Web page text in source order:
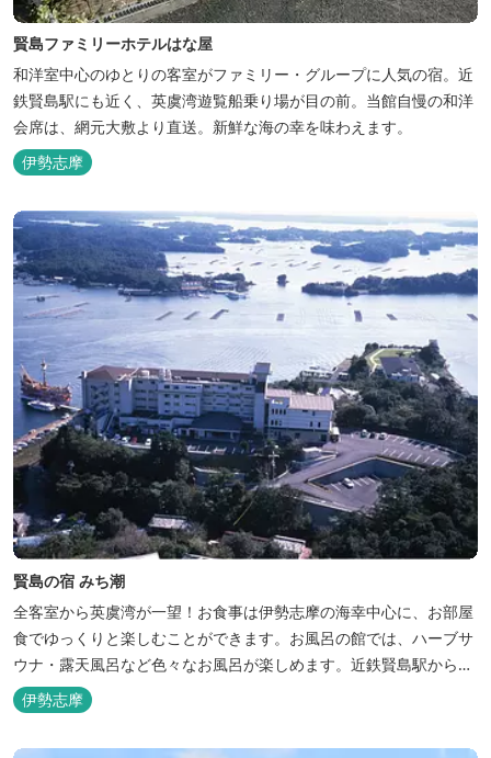
賢島ファミリーホテルはな屋
和洋室中心のゆとりの客室がファミリー・グループに人気の宿。近
鉄賢島駅にも近く、英虞湾遊覧船乗り場が目の前。当館自慢の和洋
会席は、網元大敷より直送。新鮮な海の幸を味わえます。
伊勢志摩
賢島の宿 みち潮
全客室から英虞湾が一望！お食事は伊勢志摩の海幸中心に、お部屋
食でゆっくりと楽しむことができます。お風呂の館では、ハーブサ
ウナ・露天風呂など色々なお風呂が楽しめます。近鉄賢島駅から歩
いて5分と好立地です。
伊勢志摩